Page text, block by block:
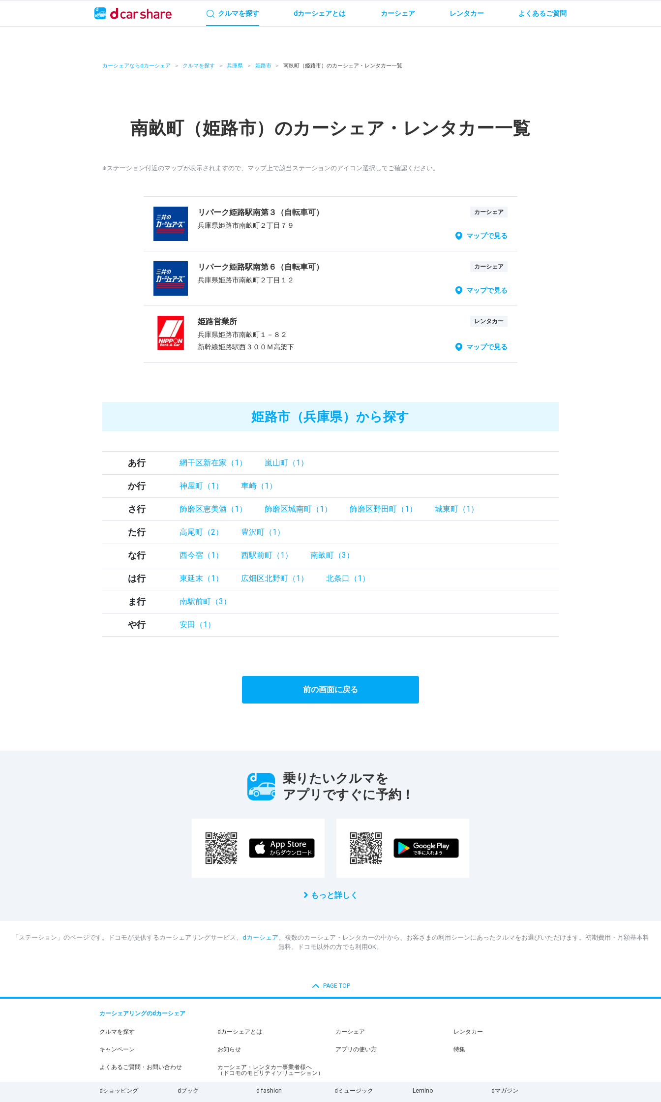
クルマを探す dカーシェアとは カーシェア レンタカー よくあるご質問
カーシェアならdカーシェア クルマを探す 兵庫県 姫路市 南畝町（姫路市）のカーシェア・レンタカー一覧
南畝町（姫路市）のカーシェア・レンタカー一覧
※ステーション付近のマップが表示されますので、マップ上で該当ステーションのアイコン選択してご確認ください。
リパーク姫路駅南第３（自転車可） カーシェア
兵庫県姫路市南畝町２丁目７９
マップで見る
リパーク姫路駅南第６（自転車可） カーシェア
兵庫県姫路市南畝町２丁目１２
マップで見る
姫路営業所 レンタカー
兵庫県姫路市南畝町１－８２
新幹線姫路駅西３００Ｍ高架下
マップで見る
姫路市（兵庫県）から探す
あ行 網干区新在家（1） 嵐山町（1）
か行 神屋町（1） 車崎（1）
さ行 飾磨区恵美酒（1） 飾磨区城南町（1） 飾磨区野田町（1） 城東町（1）
た行 高尾町（2） 豊沢町（1）
な行 西今宿（1） 西駅前町（1） 南畝町（3）
は行 東延末（1） 広畑区北野町（1） 北条口（1）
ま行 南駅前町（3）
や行 安田（1）
前の画面に戻る
乗りたいクルマを
アプリですぐに予約！
もっと詳しく
「ステーション」のページです。ドコモが提供するカーシェアリングサービス、 dカーシェア。複数のカーシェア・レンタカーの中から、お客さまの利用シーンにあったクルマをお選びいただけます。初期費用・月額基本料
無料。ドコモ以外の方でも利用OK。
PAGE TOP
カーシェアリングのdカーシェア
クルマを探す dカーシェアとは カーシェア レンタカー
キャンペーン お知らせ アプリの使い方 特集
よくあるご質問・お問い合わせ
カーシェア・レンタカー事業者様へ
（ドコモのモビリティソリューション）
dショッピング dブック d fashion dミュージック Lemino dマガジン
よくあるご質問・お問い合わせ